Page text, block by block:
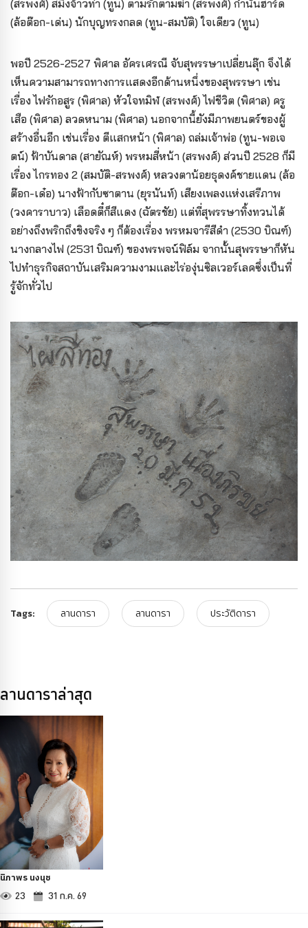
(สรพงศ์) สมิงจ้าวท่า (ทูน) ตามรักตามฆ่า (สรพงศ์) กำนันฮาร์ด
(ล้อต๊อก-เด่น) นักบุญทรงกลด (ทูน-สมบัติ) ใจเดียว (ทูน)
พอปี 2526-2527 พิศาล อัครเศรณี จับสุพรรษาเปลี่ยนลุ๊ก จึงได้
เห็นความสามารถทางการแสดงอีกด้านหนึ่งของสุพรรษา เช่น
เรื่อง ไฟรักอสูร (พิศาล) หัวใจทมิฬ (สรพงศ์) ไฟชีวิต (พิศาล) ครู
เสือ (พิศาล) ลวดหนาม (พิศาล) นอกจากนี้ยังมีภาพยนตร์ของผู้
สร้างอื่นอีก เช่นเรื่อง ตีแสกหน้า (พิศาล) ถล่มเจ้าพ่อ (ทูน-พอเจ
ตน์) ฟ้าบันดาล (สายัณห์) พรหมสี่หน้า (สรพงศ์) ส่วนปี 2528 ก็มี
เรื่อง ไกรทอง 2 (สมบัติ-สรพงศ์) หลวงตาน้อยธุดงค์ชายแดน (ล้อ
ต๊อก-เด๋อ) นางฟ้ากับซาตาน (ยุรนันท์) เสียงเพลงแห่งเสรีภาพ
(วงคาราบาว) เลือดตี๋ก็สีแดง (ฉัตรชัย) แต่ที่สุพรรษาทิ้งทวนได้
อย่างถึงพริกถึงขิงจริง ๆ ก็ต้องเรื่อง พรหมจารีสีดำ (2530 บิณฑ์)
นางกลางไฟ (2531 บิณฑ์) ของพรพจน์ฟิล์ม จากนั้นสุพรรษาก็หัน
ไปทำธุรกิจสถาบันเสริมความงามและไร่องุ่นซิลเวอร์เลคซึ่งเป็นที่
รู้จักทั่วไป
Tags: ลานดารา ลานดารา ประวัติดารา
ลานดาราล่าสุด
นิภาพร นงนุช
23 31 ก.ค. 69